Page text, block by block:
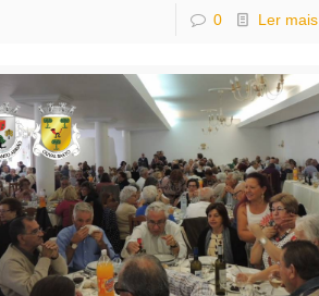
0 Ler mais